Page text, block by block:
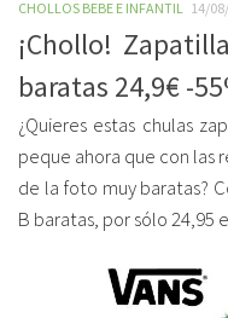
CHOLLOS BEBE E INFANTIL 14/
¡Chollo!
baratas 24,9€ -
¿Quieres estas chulas
peque ahora que con las
de la foto muy baratas?
B baratas, por sólo 24,95